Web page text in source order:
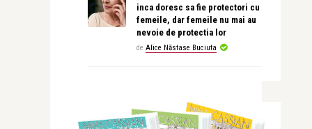
inca doresc sa fie protectori cu
femeile, dar femeile nu mai au
nevoie de protectia lor
de Alice Năstase Buciuta